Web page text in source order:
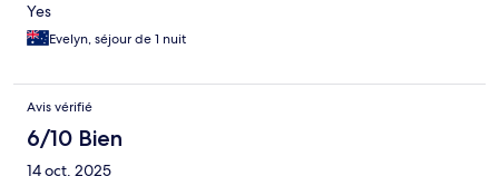
Yes
Evelyn, séjour de 1 nuit
Avis vérifié
6/10 Bien
14 oct. 2025